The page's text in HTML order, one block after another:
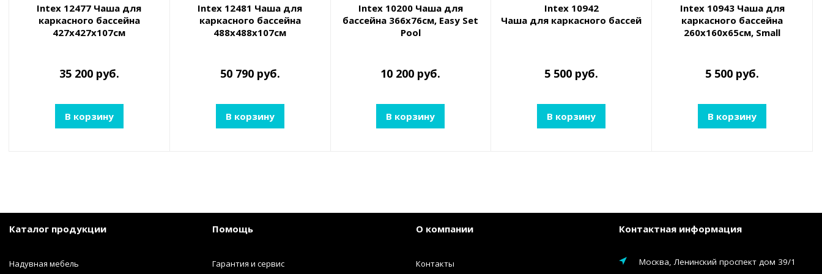
Intex 12477 Чаша для
каркасного бассейна
427х427х107см
35 200 руб.
В корзину
Intex 12481 Чаша для
каркасного бассейна
488х488х107см
50 790 руб.
В корзину
Intex 10200 Чаша для
бассейна 366x76см, Easy Set
Pool
10 200 руб.
В корзину
Intex 10942
Чаша для каркасного бассейна 220x150x60см, Small Rectangular
5 500 руб.
В корзину
Intex 10943 Чаша для
каркасного бассейна
260х160х65см, Small
5 500 руб.
В корзину
Каталог продукции
Надувная мебель
Помощь
Гарантия и сервис
О компании
Контакты
Контактная информация
Москва, Ленинский проспект дом 39/1